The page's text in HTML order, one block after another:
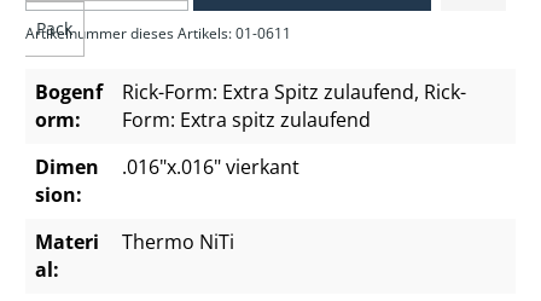
Pack
Artikelnummer dieses Artikels: 01-0611
Bogenf
orm:
Rick-Form: Extra Spitz zulaufend, Rick-
Form: Extra spitz zulaufend
Dimen
sion:
.016"x.016" vierkant
Materi
al:
Thermo NiTi